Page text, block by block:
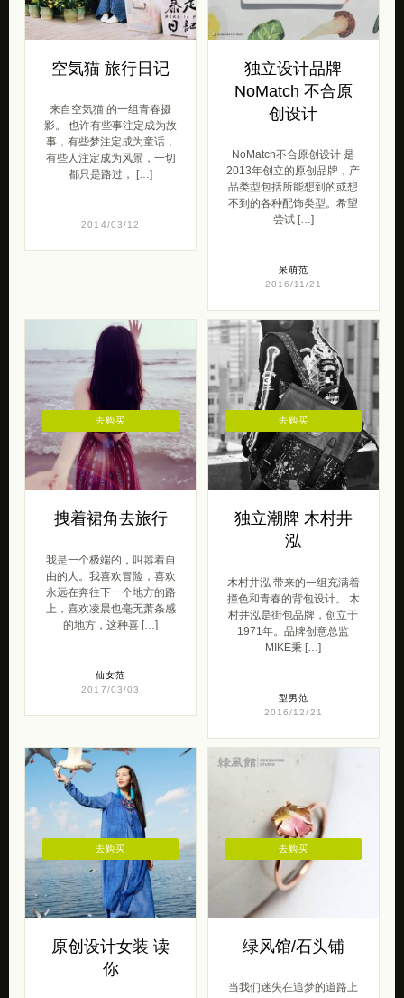
空気猫 旅行日记
来自空気猫 的一组青春摄
影。 也许有些事注定成为故
事，有些梦注定成为童话，
有些人注定成为风景，一切
都只是路过， […]
2014/03/12
独立设计品牌
NoMatch 不合原
创设计
NoMatch不合原创设计 是
2013年创立的原创品牌，产
品类型包括所能想到的或想
不到的各种配饰类型。希望
尝试 […]
呆萌范
2016/11/21
拽着裙角去旅行
我是一个极端的，叫嚣着自
由的人。我喜欢冒险，喜欢
永远在奔往下一个地方的路
上，喜欢凌晨也毫无萧条感
的地方，这种喜 […]
仙女范
2017/03/03
去购买
独立潮牌 木村井
泓
木村井泓 带来的一组充满着
撞色和青春的背包设计。 木
村井泓是街包品牌，创立于
1971年。品牌创意总监
MIKE秉 […]
型男范
2016/12/21
去购买
原创设计女装 读
你
去购买
绿风馆/石头铺
当我们迷失在追梦的道路上
去购买